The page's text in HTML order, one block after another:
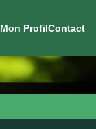
Mon ProfilContact